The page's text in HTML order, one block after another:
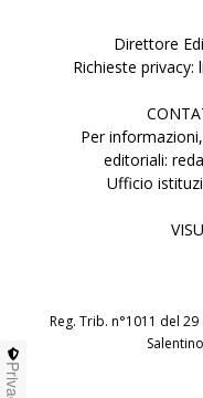
Direttore
Richieste
Per
editoriali:
Ufficio
Reg. Trib. n°1011 del
Privacy